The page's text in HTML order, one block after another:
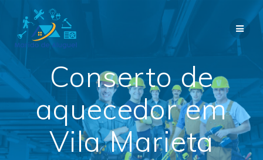
Conserto de
aquecedor em
Vila Marieta